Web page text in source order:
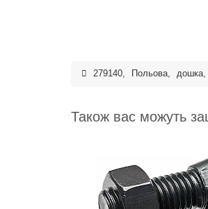
279140, Польова, дошка,
Також вас можуть